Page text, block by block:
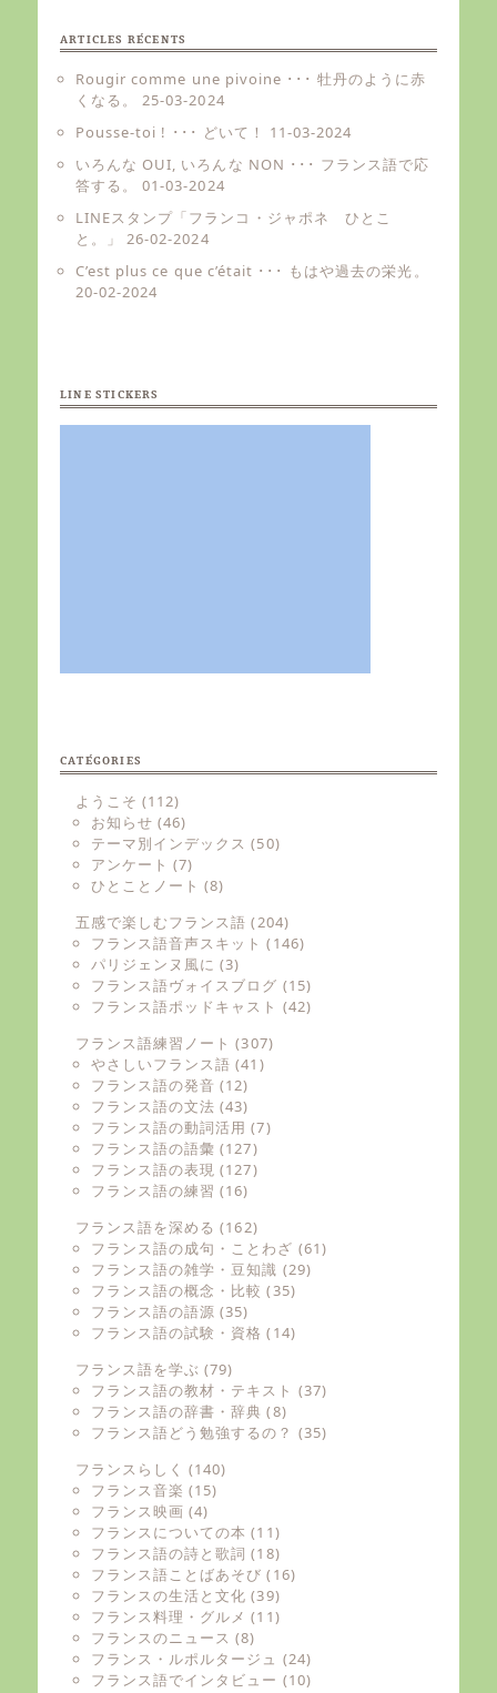
ARTICLES RÉCENTS
Rougir comme une pivoine ･･･ 牡丹のように赤
くなる。
25-03-2024
Pousse-toi ! ･･･ どいて！
11-03-2024
いろんな OUI, いろんな NON ･･･ フランス語で応
答する。
01-03-2024
LINEスタンプ「フランコ・ジャポネ ひとこ
と。」
26-02-2024
C’est plus ce que c’était ･･･ もはや過去の栄光。
20-02-2024
LINE STICKERS
CATÉGORIES
ようこそ (112)
お知らせ (46)
テーマ別インデックス (50)
アンケート (7)
ひとことノート (8)
五感で楽しむフランス語 (204)
フランス語音声スキット (146)
パリジェンヌ風に (3)
フランス語ヴォイスブログ (15)
フランス語ポッドキャスト (42)
フランス語練習ノート (307)
やさしいフランス語 (41)
フランス語の発音 (12)
フランス語の文法 (43)
フランス語の動詞活用 (7)
フランス語の語彙 (127)
フランス語の表現 (127)
フランス語の練習 (16)
フランス語を深める (162)
フランス語の成句・ことわざ (61)
フランス語の雑学・豆知識 (29)
フランス語の概念・比較 (35)
フランス語の語源 (35)
フランス語の試験・資格 (14)
フランス語を学ぶ (79)
フランス語の教材・テキスト (37)
フランス語の辞書・辞典 (8)
フランス語どう勉強するの？ (35)
フランスらしく (140)
フランス音楽 (15)
フランス映画 (4)
フランスについての本 (11)
フランス語の詩と歌詞 (18)
フランス語ことばあそび (16)
フランスの生活と文化 (39)
フランス料理・グルメ (11)
フランスのニュース (8)
フランス・ルポルタージュ (24)
フランス語でインタビュー (10)